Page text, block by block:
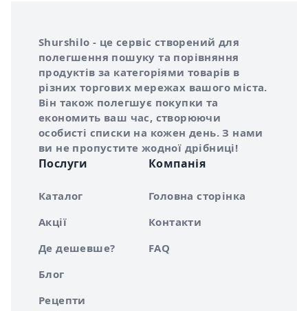
Про сервіс Shurshilo
Shurshilo - це сервіс створений для
полегшення пошуку та порівняння
продуктів за категоріями товарів в
різних торгових мережах вашого міста.
Він також полегшує покупки та
економить ваш час, створюючи
особисті списки на кожен день. З нами
ви не пропустите жодної дрібниці!
Послуги
Каталог
Акції
Де дешевше?
Блог
Рецепти
Компанія
Головна сторінка
Контакти
FAQ